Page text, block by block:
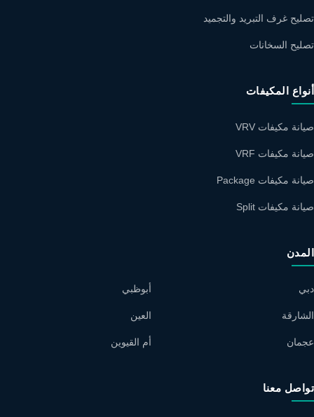
تصليح غرف التبريد والتجميد
تصليح السخانات
أنواع المكيفات
صيانة مكيفات VRV
صيانة مكيفات VRF
صيانة مكيفات Package
صيانة مكيفات Split
المدن
دبي
الشارقة
عجمان
أبوظبي
العين
أم القيوين
تواصل معنا